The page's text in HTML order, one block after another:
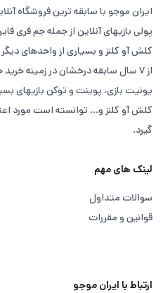
ایران موجو با سابقه ترین فروشگاه
پولی بازیهای آنلاین از جمله جم فری
کلش آو کلنز و بسیاری از واحدهای
از ۷ سال سابقه درخشان در زمینه
یونیت بازی، پوینت و توکن بازیهای
کلش آو کلنز و... توانسته است مورد
گیرد.
لینک های مهم
سوالات متداول
قوانین و مقررات
ارتباط با ایران موجو